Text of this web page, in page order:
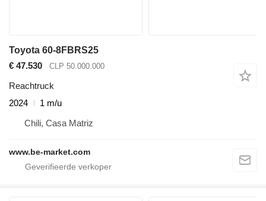
Toyota 60-8FBRS25
€ 47.530
CLP 50.000.000
Reachtruck
2024
1 m/u
Chili, Casa Matriz
www.be-market.com